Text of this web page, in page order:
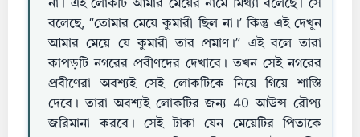
না। এই লোকটি আমার মেয়ের নামে মিথ্যা বলেছে। সে
বলেছে, “তোমার মেয়ে কুমারী ছিল না।’ কিন্তু এই দেখুন
আমার মেয়ে যে কুমারী তার প্রমাণ।” এই বলে তারা
কাপড়টি নগরের প্রবীণদের দেখাবে। তখন সেই নগরের
প্রবীণেরা অবশ্যই সেই লোকটিকে নিয়ে গিয়ে শাস্তি
দেবে। তারা অবশ্যই লোকটির জন্য 40 আউন্স রৌপ্য
জরিমানা করবে। সেই টাকা যেন মেয়েটির পিতাকে